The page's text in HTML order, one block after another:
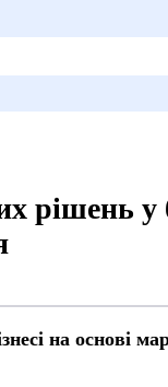
рішень у
на основі